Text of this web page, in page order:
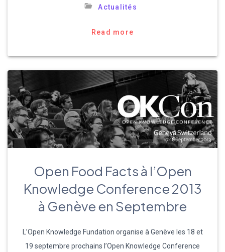
Actualités
Read more
Open Food Facts à l’Open
Knowledge Conference 2013
à Genève en Septembre
L’Open Knowledge Fundation organise à Genève les 18 et
19 septembre prochains l’Open Knowledge Conference